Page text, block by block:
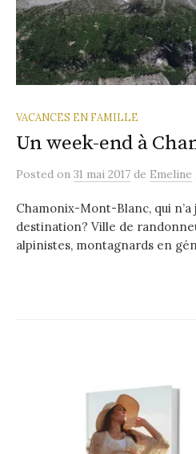
VACANCES EN FAMILLE
Un week-end à
Posted on 31 mai 2017 de Emeline
Chamonix-Mont-Blanc, qui
destination? Ville de
alpinistes, montagnards en